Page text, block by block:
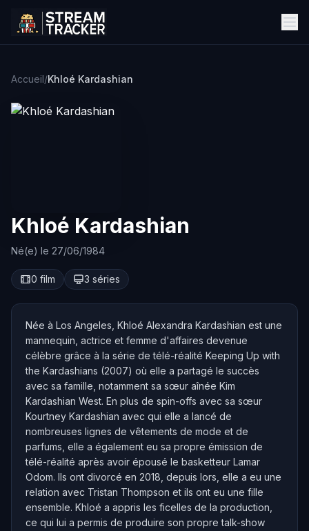
Accueil/Khloé Kardashian
Khloé Kardashian
Né(e) le 27/06/1984
0 film 3 séries
Née à Los Angeles, Khloé Alexandra Kardashian est une
mannequin, actrice et femme d'affaires devenue
célèbre grâce à la série de télé-réalité Keeping Up with
the Kardashians (2007) où elle a partagé le succès
avec sa famille, notamment sa sœur aînée Kim
Kardashian West. En plus de spin-offs avec sa sœur
Kourtney Kardashian avec qui elle a lancé de
nombreuses lignes de vêtements de mode et de
parfums, elle a également eu sa propre émission de
télé-réalité après avoir épousé le basketteur Lamar
Odom. Ils ont divorcé en 2018, depuis lors, elle a eu une
relation avec Tristan Thompson et ils ont eu une fille
ensemble. Khloé a appris les ficelles de la production,
ce qui lui a permis de produire son propre talk-show